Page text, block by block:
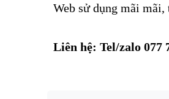
Web sử dụng mãi
Liên hệ: Tel/zalo 077